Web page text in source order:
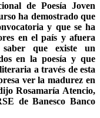
de Poesía Joven
ha demostrado que
y que se ha
en el país y afuera
que existe un
en la poesía y que
a través de esta
ver la madurez en
Rosamaría Atencio,
de Banesco Banco